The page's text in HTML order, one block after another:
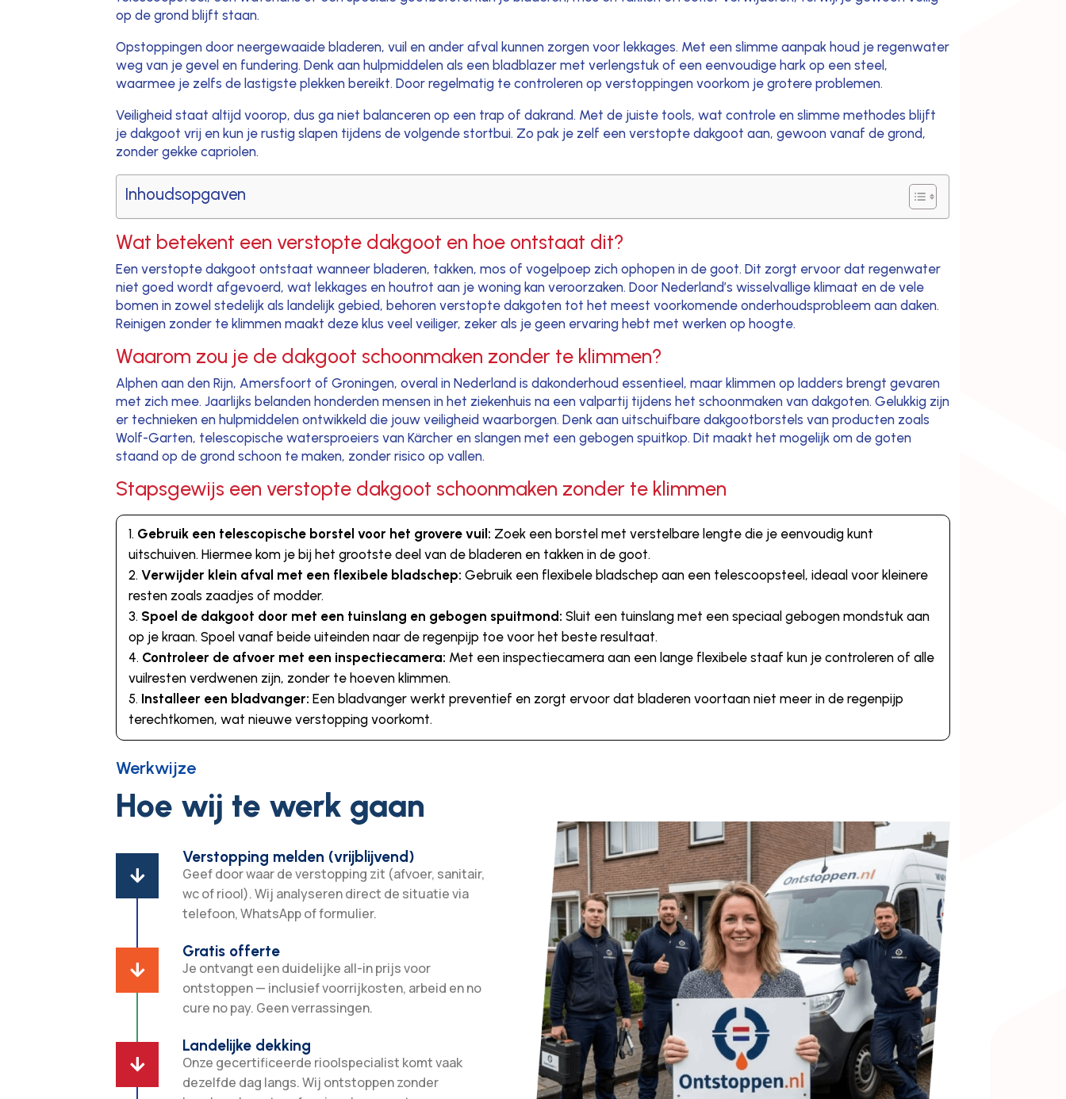
op de grond blijft staan.
Opstoppingen door neergewaaide bladeren, vuil en ander afval kunnen zorgen voor lekkages. Met een slimme aanpak houd je regenwater
weg van je gevel en fundering. Denk aan hulpmiddelen als een bladblazer met verlengstuk of een eenvoudige hark op een steel,
waarmee je zelfs de lastigste plekken bereikt. Door regelmatig te controleren op verstoppingen voorkom je grotere problemen.
Veiligheid staat altijd voorop, dus ga niet balanceren op een trap of dakrand. Met de juiste tools, wat controle en slimme methodes blijft
je dakgoot vrij en kun je rustig slapen tijdens de volgende stortbui. Zo pak je zelf een verstopte dakgoot aan, gewoon vanaf de grond,
zonder gekke capriolen.
Inhoudsopgaven
Wat betekent een verstopte dakgoot en hoe ontstaat dit?
Een verstopte dakgoot ontstaat wanneer bladeren, takken, mos of vogelpoep zich ophopen in de goot. Dit zorgt ervoor dat regenwater
niet goed wordt afgevoerd, wat lekkages en houtrot aan je woning kan veroorzaken. Door Nederland’s wisselvallige klimaat en de vele
bomen in zowel stedelijk als landelijk gebied, behoren verstopte dakgoten tot het meest voorkomende onderhoudsprobleem aan daken.
Reinigen zonder te klimmen maakt deze klus veel veiliger, zeker als je geen ervaring hebt met werken op hoogte.
Waarom zou je de dakgoot schoonmaken zonder te klimmen?
Alphen aan den Rijn, Amersfoort of Groningen, overal in Nederland is dakonderhoud essentieel, maar klimmen op ladders brengt gevaren
met zich mee. Jaarlijks belanden honderden mensen in het ziekenhuis na een valpartij tijdens het schoonmaken van dakgoten. Gelukkig zijn
er technieken en hulpmiddelen ontwikkeld die jouw veiligheid waarborgen. Denk aan uitschuifbare dakgootborstels van producten zoals
Wolf-Garten, telescopische watersproeiers van Kärcher en slangen met een gebogen spuitkop. Dit maakt het mogelijk om de goten
staand op de grond schoon te maken, zonder risico op vallen.
Stapsgewijs een verstopte dakgoot schoonmaken zonder te klimmen
Gebruik een telescopische borstel voor het grovere vuil: Zoek een borstel met verstelbare lengte die je eenvoudig kunt
uitschuiven. Hiermee kom je bij het grootste deel van de bladeren en takken in de goot.
Verwijder klein afval met een flexibele bladschep: Gebruik een flexibele bladschep aan een telescoopsteel, ideaal voor kleinere
resten zoals zaadjes of modder.
Spoel de dakgoot door met een tuinslang en gebogen spuitmond: Sluit een tuinslang met een speciaal gebogen mondstuk aan
op je kraan. Spoel vanaf beide uiteinden naar de regenpijp toe voor het beste resultaat.
Controleer de afvoer met een inspectiecamera: Met een inspectiecamera aan een lange flexibele staaf kun je controleren of alle
vuilresten verdwenen zijn, zonder te hoeven klimmen.
Installeer een bladvanger: Een bladvanger werkt preventief en zorgt ervoor dat bladeren voortaan niet meer in de regenpijp
terechtkomen, wat nieuwe verstopping voorkomt.
Werkwijze
Hoe wij te werk gaan

Verstopping melden (vrijblijvend)
Geef door waar de verstopping zit (afvoer, sanitair,
wc of riool). Wij analyseren direct de situatie via
telefoon, WhatsApp of formulier.

Gratis offerte
Je ontvangt een duidelijke all-in prijs voor
ontstoppen — inclusief voorrijkosten, arbeid en no
cure no pay. Geen verrassingen.

Landelijke dekking
Onze gecertificeerde rioolspecialist komt vaak
dezelfde dag langs. Wij ontstoppen zonder